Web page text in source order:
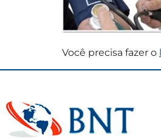
Você precisa fazer o